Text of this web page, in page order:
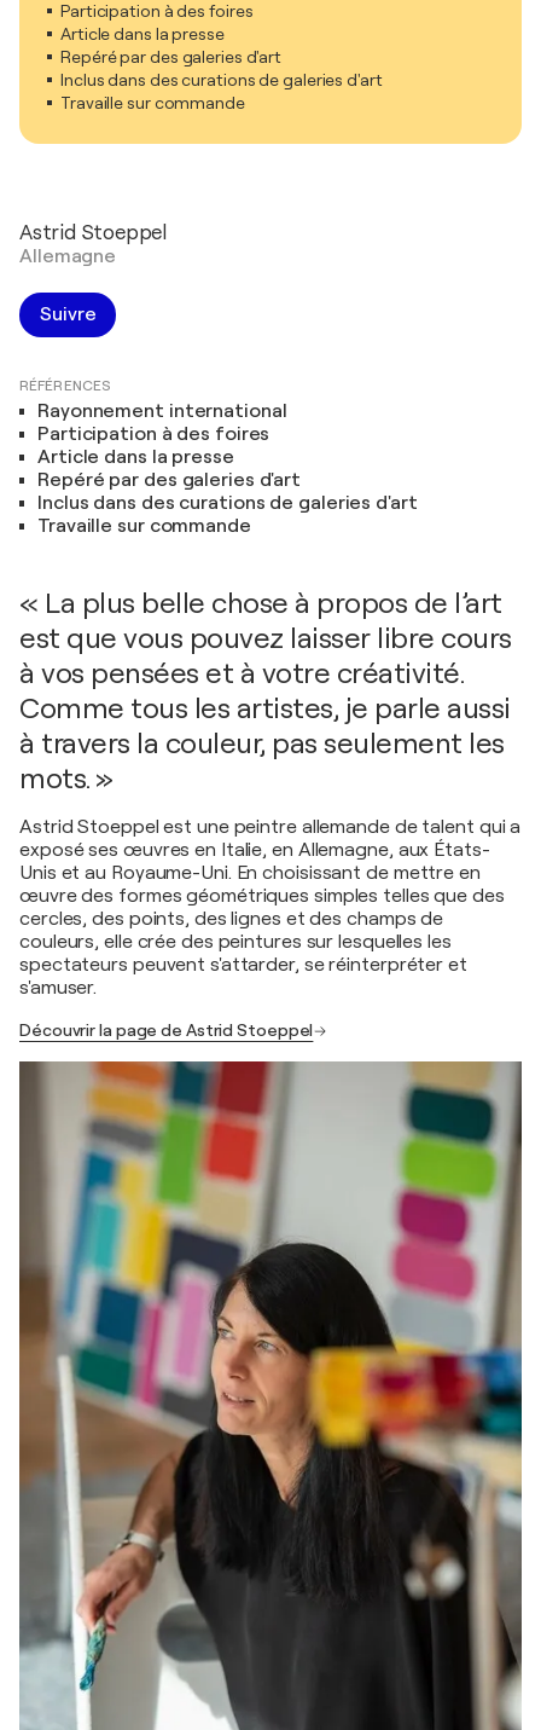
Participation à des foires
Article dans la presse
Repéré par des galeries d'art
Inclus dans des curations de galeries d'art
Travaille sur commande
Astrid Stoeppel
Allemagne
Suivre
RÉFÉRENCES
Rayonnement international
Participation à des foires
Article dans la presse
Repéré par des galeries d'art
Inclus dans des curations de galeries d'art
Travaille sur commande
« La plus belle chose à propos de l’art
est que vous pouvez laisser libre cours
à vos pensées et à votre créativité.
Comme tous les artistes, je parle aussi
à travers la couleur, pas seulement les
mots. »
Astrid Stoeppel est une peintre allemande de talent qui a
exposé ses œuvres en Italie, en Allemagne, aux États-
Unis et au Royaume-Uni. En choisissant de mettre en
œuvre des formes géométriques simples telles que des
cercles, des points, des lignes et des champs de
couleurs, elle crée des peintures sur lesquelles les
spectateurs peuvent s'attarder, se réinterpréter et
s'amuser.
Découvrir la page de Astrid Stoeppel